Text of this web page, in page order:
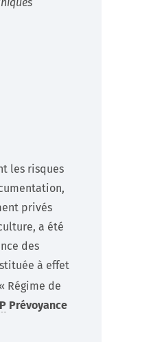
les risques
privés
a été
des
à effet
Régime de
Prévoyance